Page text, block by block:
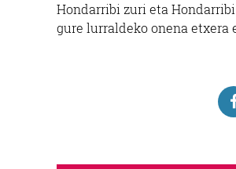
Hondarribi zuri eta
gure lurraldeko onena etxera